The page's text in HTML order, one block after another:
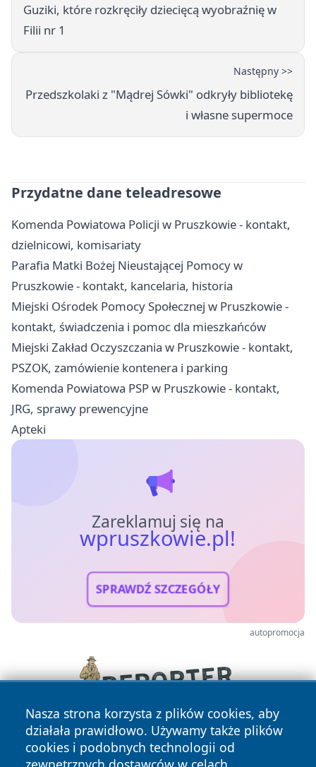
Guziki, które rozkręciły dziecięcą wyobraźnię w
Filii nr 1
Następny >>
Przedszkolaki z "Mądrej Sówki" odkryły bibliotekę
i własne supermoce
Przydatne dane teleadresowe
Komenda Powiatowa Policji w Pruszkowie - kontakt,
dzielnicowi, komisariaty
Parafia Matki Bożej Nieustającej Pomocy w
Pruszkowie - kontakt, kancelaria, historia
Miejski Ośrodek Pomocy Społecznej w Pruszkowie -
kontakt, świadczenia i pomoc dla mieszkańców
Miejski Zakład Oczyszczania w Pruszkowie - kontakt,
PSZOK, zamówienie kontenera i parking
Komenda Powiatowa PSP w Pruszkowie - kontakt,
JRG, sprawy prewencyjne
Apteki
Zareklamuj się na
wpruszkowie.pl!
SPRAWDŹ SZCZEGÓŁY
autopromocja
Nasza strona korzysta z plików cookies, aby
działała prawidłowo. Używamy także plików
cookies i podobnych technologii od